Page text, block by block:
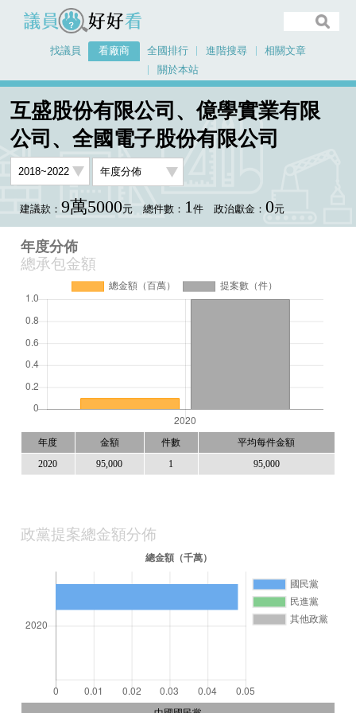
議員好好看
找議員 看廠商 全國排行 進階搜尋
相關文章
關於本站
互盛股份有限公司、億學實業有限公司、全國電子股份有限公司
互盛股份有限公司、億學實業有限
公司、全國電子股份有限公司
建議款： 9萬5000元 總件數： 1件 政治獻金： 0元
年度分佈
總承包金額
年度 金額 件數 平均每件金額
2020 95,000 1 95,000
政黨提案總金額分佈